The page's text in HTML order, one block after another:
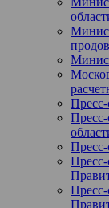
Пресс-
Пресс-